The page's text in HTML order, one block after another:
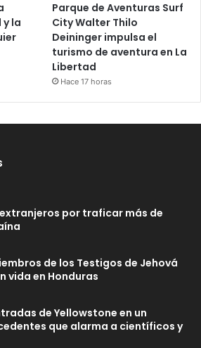
la
Parque de Aventuras Surf
City Walter Thilo
Deininger impulsa el
turismo de aventura en La
Libertad
Hace 17 horas
extranjeros por traficar más de
de los Testigos de Jehová
vida en Honduras
de Yellowstone en un
que alarma a científicos y